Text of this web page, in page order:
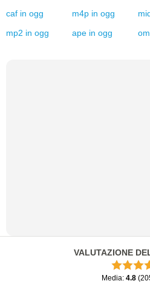
caf in ogg m4p in ogg
mp2 in ogg ape in ogg
VALUTAZIONE
Media: 4.8 (